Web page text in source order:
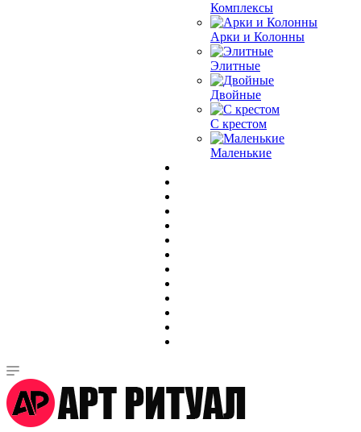
Комплексы
Арки и Колонны
Элитные
Двойные
С крестом
Маленькие